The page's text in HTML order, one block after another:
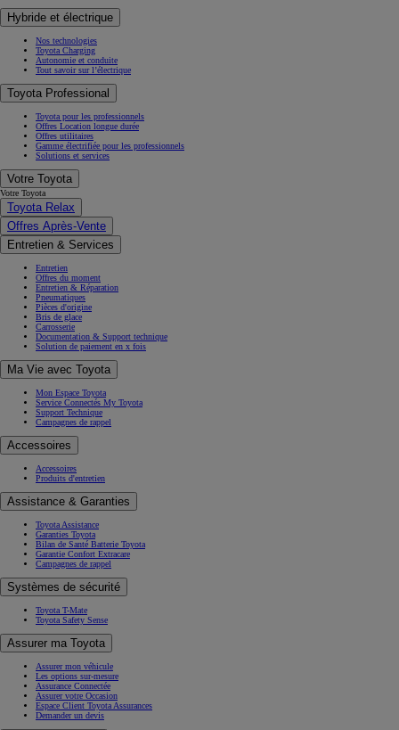
Hybride et électrique
Nos technologies
Toyota Charging
Autonomie et conduite
Tout savoir sur l’électrique
Toyota Professional
Toyota pour les professionnels
Offres Location longue durée
Offres utilitaires
Gamme électrifiée pour les professionnels
Solutions et services
Votre Toyota
Votre Toyota
Toyota Relax
Offres Après-Vente
Entretien & Services
Entretien
Offres du moment
Entretien & Réparation
Pneumatiques
Pièces d'origine
Bris de glace
Carrosserie
Documentation & Support technique
Solution de paiement en x fois
Ma Vie avec Toyota
Mon Espace Toyota
Service Connectés My Toyota
Support Technique
Campagnes de rappel
Accessoires
Accessoires
Produits d'entretien
Assistance & Garanties
Toyota Assistance
Garanties Toyota
Bilan de Santé Batterie Toyota
Garantie Confort Extracare
Campagnes de rappel
Systèmes de sécurité
Toyota T-Mate
Toyota Safety Sense
Assurer ma Toyota
Assurer mon véhicule
Les options sur-mesure
Assurance Connectée
Assurer votre Occasion
Espace Client Toyota Assurances
Demander un devis